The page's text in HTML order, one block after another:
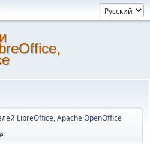
LibreOffice, Apache OpenOffice